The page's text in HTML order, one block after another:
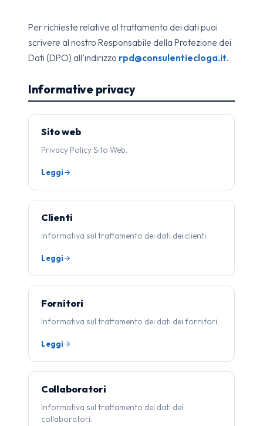
Per richieste relative al trattamento dei dati puoi
scrivere al nostro Responsabile della Protezione dei
Dati (DPO) all’indirizzo rpd@consulentiecloga.it.
Informative privacy
Sito web
Privacy Policy Sito Web.
Leggi
Clienti
Informativa sul trattamento dei dati dei clienti.
Leggi
Fornitori
Informativa sul trattamento dei dati dei fornitori.
Leggi
Collaboratori
Informativa sul trattamento dei dati dei
collaboratori.